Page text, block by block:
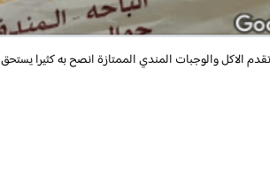
الاكل والوجبات المندي الممتازة انصح به كثيرا يستحق